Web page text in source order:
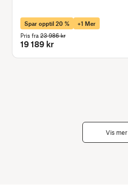
Spar opptil 20 %
+1 Mer
Pris fra 23 986 kr
19 189 kr
Vis mer